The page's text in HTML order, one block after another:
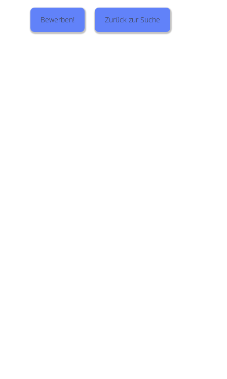
Bewerben! Zurück zur Suche